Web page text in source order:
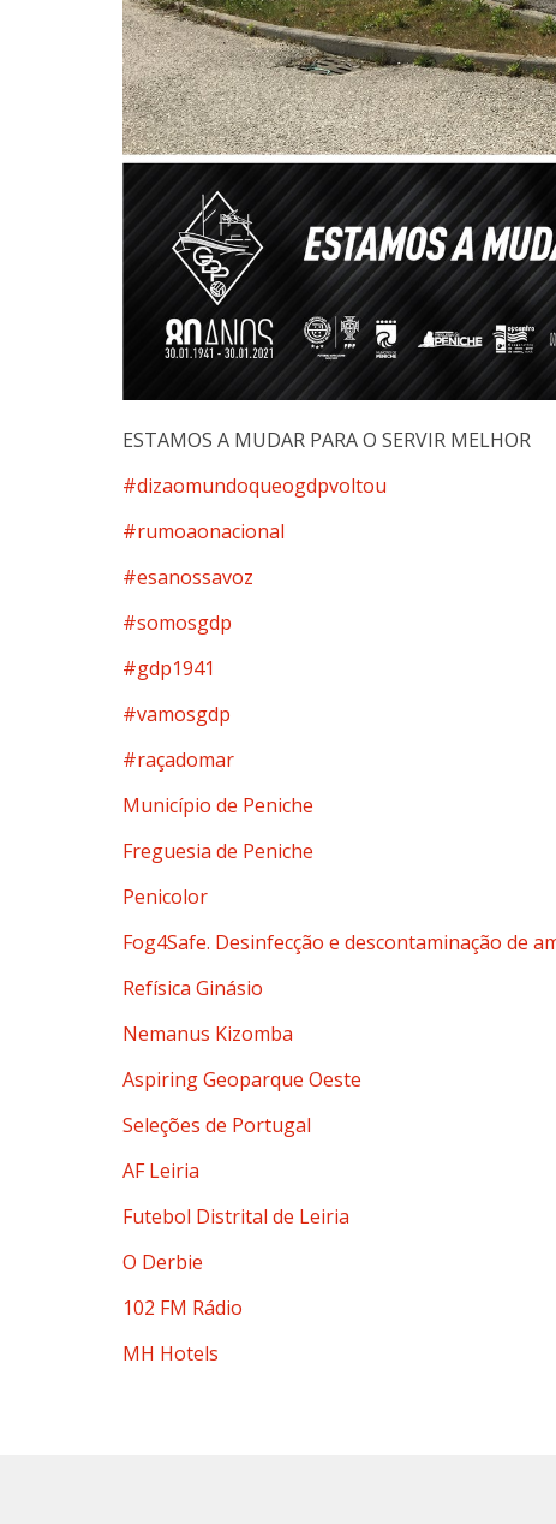
ESTAMOS A MUDAR PARA O SERVIR MELHOR
#dizaomundoqueogdpvoltou
#rumoaonacional
#esanossavoz
#somosgdp
#gdp1941
#vamosgdp
#raçadomar
Município de Peniche
Freguesia de Peniche
Penicolor
Fog4Safe. Desinfecção e descontaminação de
Refísica Ginásio
Nemanus Kizomba
Aspiring Geoparque Oeste
Seleções de Portugal
AF Leiria
Futebol Distrital de Leiria
O Derbie
102 FM Rádio
MH Hotels